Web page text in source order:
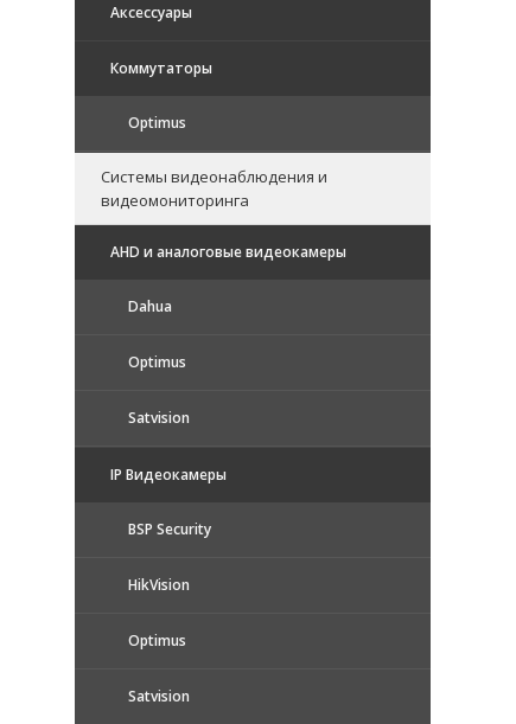
Аксессуары
Коммутаторы
Optimus
Системы видеонаблюдения и
видеомониторинга
AHD и аналоговые видеокамеры
Dahua
Optimus
Satvision
IP Видеокамеры
BSP Security
HikVision
Optimus
Satvision